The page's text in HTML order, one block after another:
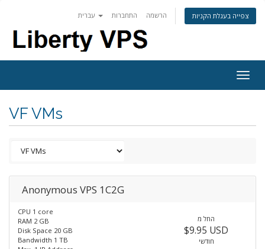
התחברות הרשמה צפייה בעגלת הקניות
VF VMs
Anonymous VPS 1C2G
CPU 1 core
RAM 2 GB
Disk Space 20 GB
Bandwidth 1 TB
החל מ
$9.95 USD
חודשי